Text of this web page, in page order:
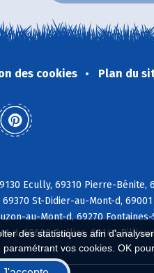
des statistiques afin
vos cookies. OK
des cookies Plan du
Ecully, 69310 Pierre-Bénite,
St-Didier-au-Mont-d, 69001
au-Mont-d, 69270
d, 69600 Oullins, 69140